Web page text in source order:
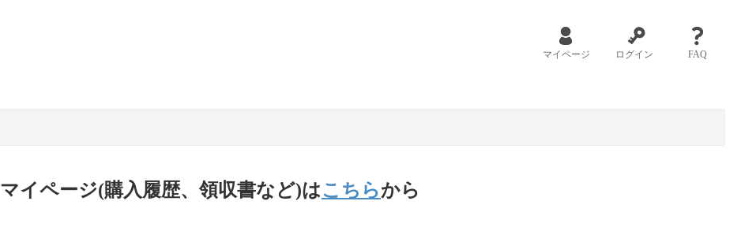
マイページ ログイン FAQ
マイページ(購入履歴、領収書など)はこちらから